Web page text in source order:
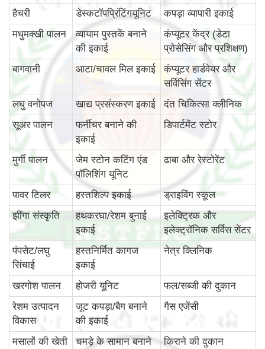
हैचरी डेस्कटॉपप्रिंटिंगयूनिट
कपड़ा व्यापारी इकाई
मधुमक्खी पालन
व्यायाम पुस्तकें बनाने
की इकाई
कंप्यूटर केंद्र (डेटा
प्रोसेसिंग और प्रशिक्षण)
बागवानी
आटा/चावल मिल इकाई
कंप्यूटर हार्डवेयर और
सर्विसिंग सेंटर
लघु वनोपज
खाद्य प्रसंस्करण इकाई
दंत चिकित्सा क्लीनिक
सूअर पालन
फर्नीचर बनाने की
इकाई
डिपार्टमेंट स्टोर
मुर्गी पालन
जेम स्टोन कटिंग एंड
पॉलिशिंग यूनिट
ढाबा और रेस्टोरेंट
पावर टिलर हस्तशिल्प इकाई
ड्राइविंग स्कूल
झींगा संस्कृति
हथकरघा/रेशम बुनाई
इकाई
इलेक्ट्रिक और
इलेक्ट्रॉनिक सर्विस सेंटर
पंपसेट/लघु
सिंचाई
हस्तनिर्मित कागज
इकाई
नेत्र क्लिनिक
खरगोश पालन होजरी यूनिट
फल/सब्जी की दुकान
रेशम उत्पादन
विकास
जूट कपड़ा/बैग बनाने
की इकाई
गैस एजेंसी
मसालों की खेती
चमड़े के सामान बनाने
किराने की दुकान